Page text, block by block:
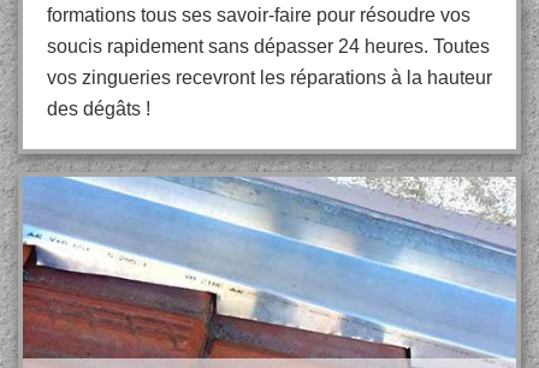
formations tous ses savoir-faire pour résoudre vos
soucis rapidement sans dépasser 24 heures. Toutes
vos zingueries recevront les réparations à la hauteur
des dégâts !